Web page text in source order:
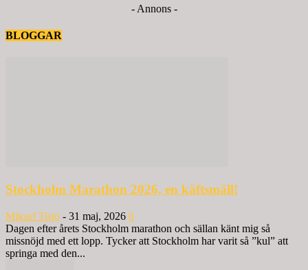
- Annons -
BLOGGAR
Stockholm Marathon 2026, en käftsmäll!
Mikael Tisjö - 31 maj, 2026 0
Dagen efter årets Stockholm marathon och sällan känt mig så
missnöjd med ett lopp. Tycker att Stockholm har varit så ”kul” att
springa med den...